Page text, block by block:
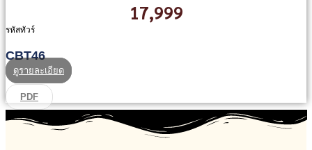
17,999
รหัสทัวร์
CBT46
ดูรายละเอียด
PDF